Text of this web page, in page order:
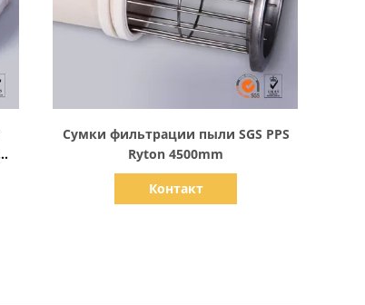
Сумки фильтрации пыли SGS PPS
Ryton 4500mm
Контакт